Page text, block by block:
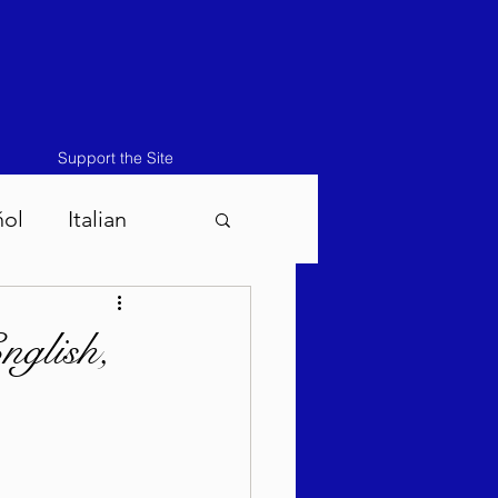
Support the Site
Italian
Masei 5786